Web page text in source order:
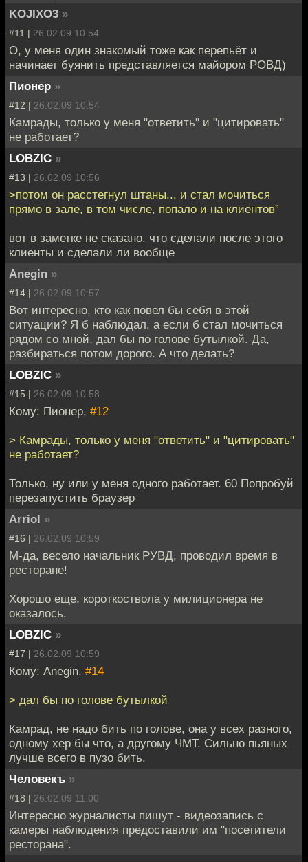
KOJIXO3 »
#11 | 26.02.09 10:54
О, у меня один знакомый тоже как перепьёт и
начинает буянить представляется майором РОВД)
Пионер »
#12 | 26.02.09 10:54
Камрады, только у меня "ответить" и "цитировать"
не работает?
LOBZIC »
#13 | 26.02.09 10:56
>потом он расстегнул штаны... и стал мочиться
прямо в зале, в том числе, попало и на клиентов”
вот в заметке не сказано, что сделали после этого
клиенты и сделали ли вообще
Anegin »
#14 | 26.02.09 10:57
Вот интересно, кто как повел бы себя в этой
ситуации? Я б наблюдал, а если б стал мочиться
рядом со мной, дал бы по голове бутылкой. Да,
разбираться потом дорого. А что делать?
LOBZIC »
#15 | 26.02.09 10:58
Кому: Пионер, #12
> Камрады, только у меня "ответить" и "цитировать"
не работает?
Только, ну или у меня одного работает. 60 Попробуй
перезапустить браузер
Arriol »
#16 | 26.02.09 10:59
М-да, весело начальник РУВД, проводил время в
ресторане!
Хорошо еще, короткоствола у милиционера не
оказалось.
LOBZIC »
#17 | 26.02.09 10:59
Кому: Anegin, #14
> дал бы по голове бутылкой
Камрад, не надо бить по голове, она у всех разного,
одному хер бы что, а другому ЧМТ. Сильно пьяных
лучше всего в пузо бить.
Человекъ »
#18 | 26.02.09 11:00
Интересно журналисты пишут - видеозапись с
камеры наблюдения предоставили им "посетители
ресторана".